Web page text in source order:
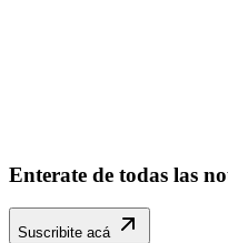
Enterate de todas las
Suscribite acá